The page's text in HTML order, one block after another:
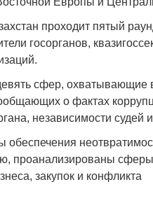
проходит пятый
госорганов,
сфер, охватывающие
о фактах
независимости судей
обеспечения
проанализированы сферы
закупок и конфликта